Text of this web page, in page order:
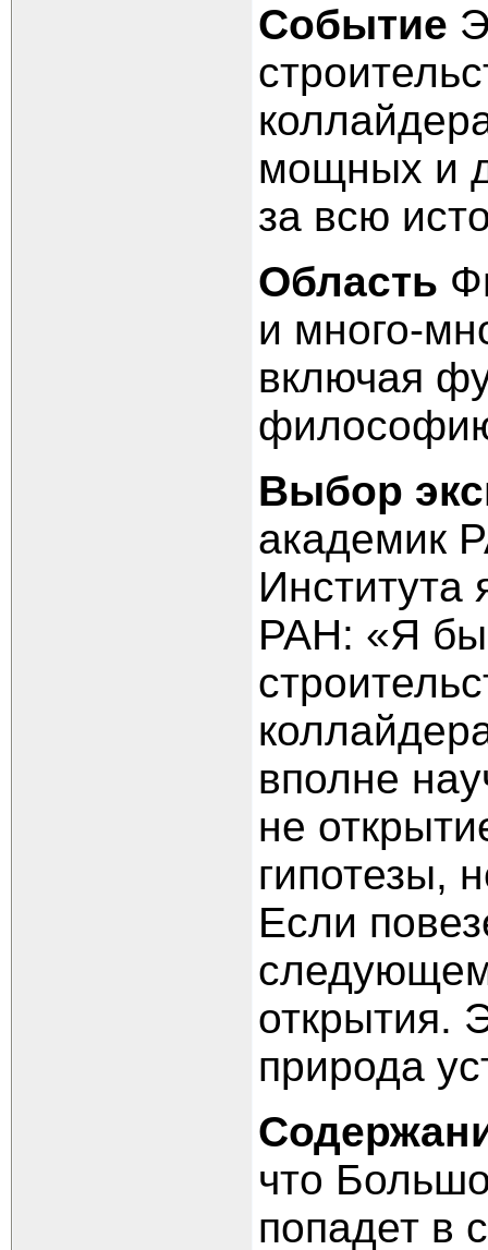
Событие
мощных и
за всю
Область
и много-
включая
Выбор
академик
Института
РАН: «Я бы
вполне
не
гипотезы,
Если
следующем
открытия.
природа
что
попадет в